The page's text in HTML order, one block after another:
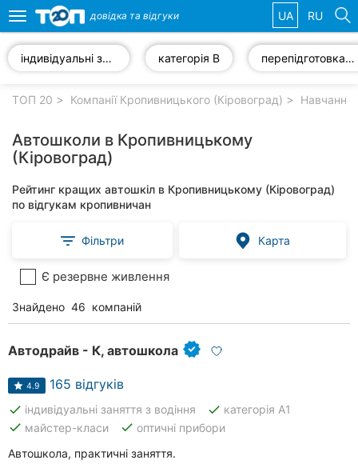
компанії
рубрики:
клініки
Ветеринарні
клініки
Всі
рубрики
Toggle
navigation
довідка та відгуки UA RU
індивідуальні заняття з водіння категорія В перепідготовка водіїв
ТОП 20 Компанії Кропивницького (Кіровоград)
Автошколи в Кропивницькому
(Кіровоград)
Рейтинг кращих автошкіл в Кропивницькому (Кіровоград)
по відгукам кропивничан
Фільтри Карта
Є резервне живлення
Знайдено 46 компаній
Автодрайв - К, автошкола
4.9 165 відгуків
done індивідуальні заняття з водіння done категорія А1
done майстер-класи done оптичні прибори
Автошкола, практичні заняття.